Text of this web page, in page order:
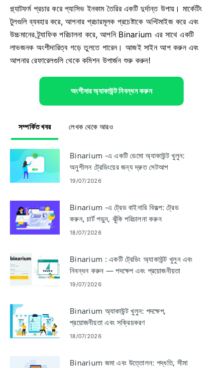
প্ল্যাটফর্ম প্রচার করে প্যাসিভ ইনকাম তৈরির একটি দুর্দান্ত উপায়। মার্কেটিং
টুলগুলি ব্যবহার করে, আপনার প্রচারমূলক প্রচেষ্টাকে অপ্টিমাইজ করে এবং
উচ্চমানের ট্র্যাফিক পরিচালনা করে, আপনি Binarium এর সাথে একটি
লাভজনক অংশীদারিত্ব গড়ে তুলতে পারেন। আজই সাইন আপ করুন এবং
আপনার রেফারেলগুলি থেকে কমিশন উপার্জন শুরু করুন!
অংশীদার অ্যাকাউন্ট নিবন্ধন করুন
সম্পর্কিত খবর লেখক থেকে আরও
Binarium -এ একটি ডেমো অ্যাকাউন্ট খুলুন:
অনুশীলন ট্রেডিংয়ের জন্য দ্রুত সেটআপ
19/07/2026
Binarium -এ ট্রেড বাইনারি বিকল্প: ট্রেড
করুন, চার্ট পড়ুন, ঝুঁকি পরিচালনা করুন
18/07/2026
Binarium : একটি ট্রেডিং অ্যাকাউন্ট খুলুন এবং
নিবন্ধন করুন — পদক্ষেপ এবং প্রয়োজনীয়তা
19/07/2026
Binarium অ্যাকাউন্ট খুলুন: পদক্ষেপ,
প্রয়োজনীয়তা এবং সক্রিয়করণ
18/07/2026
Binarium জমা এবং উত্তোলন: পদ্ধতি, সীমা